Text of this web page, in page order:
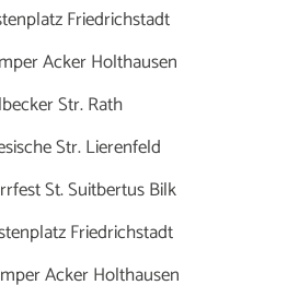
Friedrichstadt
Acker Holthausen
Str. Rath
Str. Lierenfeld
St. Suitbertus Bilk
Friedrichstadt
Acker Holthausen